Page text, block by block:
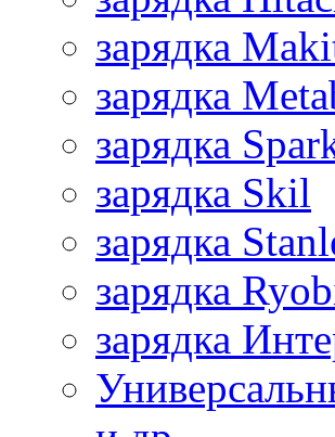
зарядка
зарядка
зарядка
зарядка Skil
зарядка
зарядка
зарядка